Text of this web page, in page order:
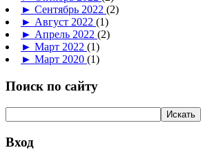
► Сентябрь 2022 (2)
► Август 2022 (1)
► Апрель 2022 (2)
► Март 2022 (1)
► Март 2020 (1)
Поиск по сайту
Вход